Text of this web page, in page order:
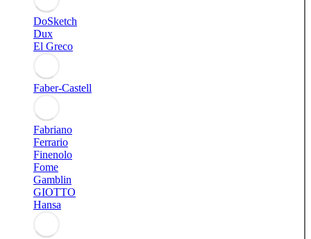
DoSketch
Dux
El Greco
Faber-Castell
Fabriano
Ferrario
Finenolo
Fome
Gamblin
GIOTTO
Hansa